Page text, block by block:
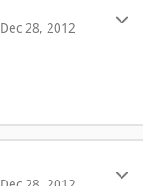
Dec 28, 2012